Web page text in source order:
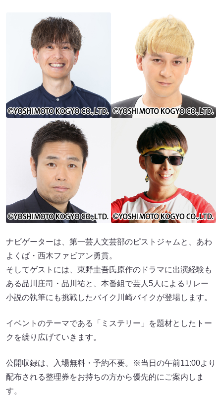
ナビゲーターは、第一芸人文芸部のピストジャムと、あわ
よくば・西木ファビアン勇貫。
そしてゲストには、東野圭吾氏原作のドラマに出演経験も
ある品川庄司・品川祐と、本番組で芸人5人によるリレー
小説の執筆にも挑戦したバイク川崎バイクが登場します。
イベントのテーマである「ミステリー」を題材としたトー
クを繰り広げていきます。
公開収録は、入場無料・予約不要。※当日の午前11:00より
配布される整理券をお持ちの方から優先的にご案内しま
す。